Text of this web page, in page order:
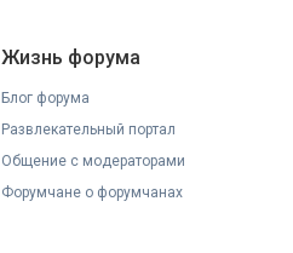
Жизнь форума
Блог форума
Развлекательный портал
Общение с модераторами
Форумчане о форумчанах